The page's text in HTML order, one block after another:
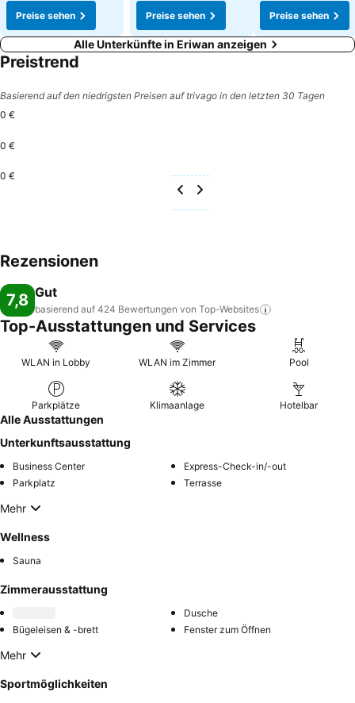
Preise sehen
Preise sehen
Preise sehen
Alle Unterkünfte in Eriwan anzeigen
Preistrend
Basierend auf den niedrigsten Preisen auf trivago in den letzten 30 Tagen
0 €
0 €
0 €
Rezensionen
7,8 Gut
basierend auf 424 Bewertungen von Top-Websites
Top-Ausstattungen und Services
WLAN in Lobby WLAN im Zimmer Pool
Parkplätze Klimaanlage Hotelbar
Alle Ausstattungen
Unterkunftsausstattung
Business Center
Express-Check-in/-out
Parkplatz
Terrasse
Mehr
Wellness
Sauna
Zimmerausstattung
Dusche
Bügeleisen & -brett
Fenster zum Öffnen
Mehr
Sportmöglichkeiten